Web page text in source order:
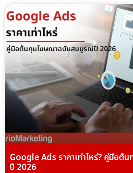
Google Ads ราคาเท่าไหร่? คู่มือ
ปี 2026